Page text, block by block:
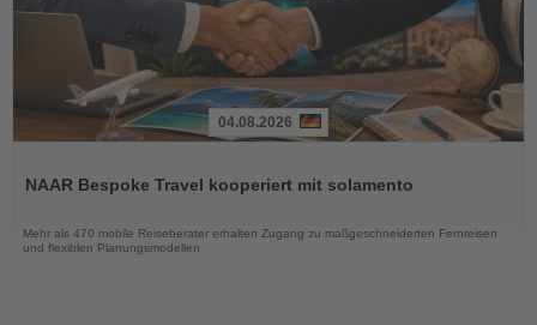
die
04.08.2026
NAAR Bespoke Travel kooperiert mit solamento
Mehr als 470 mobile Reiseberater erhalten Zugang zu maßgeschneiderten Fernreisen
und flexiblen Planungsmodellen